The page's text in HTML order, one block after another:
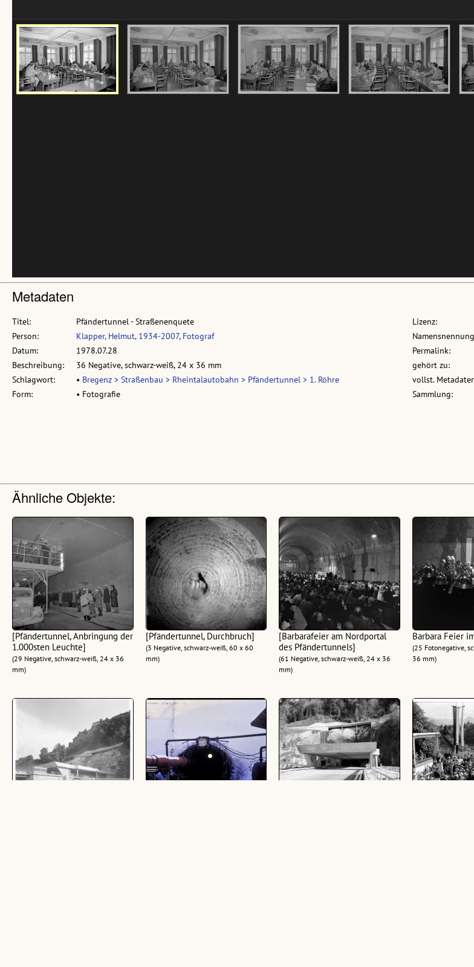
Metadaten
Titel:
Pfändertunnel - Straßenenquete
Person:
Klapper, Helmut, 1934-2007, Fotograf
Datum:
1978.07.28
Beschreibung:
36 Negative, schwarz-weiß, 24 x 36 mm
Schlagwort:
• Bregenz > Straßenbau > Rheintalautobahn > Pfändertunnel > 1. Röhre
Form:
• Fotografie
Lizenz:
Permalink:
gehört zu:
vollst.
Sammlung:
Ähnliche Objekte:
[Pfändertunnel, Anbringung der
1.000sten Leuchte]
(29 Negative, schwarz-weiß, 24 x 36
mm)
[Pfändertunnel, Durchbruch]
(3 Negative, schwarz-weiß, 60 x 60
mm)
[Barbarafeier am Nordportal
des Pfändertunnels]
(61 Negative, schwarz-weiß, 24 x 36
mm)
Barbara Feier
(25 Fotonegative,
36 mm)